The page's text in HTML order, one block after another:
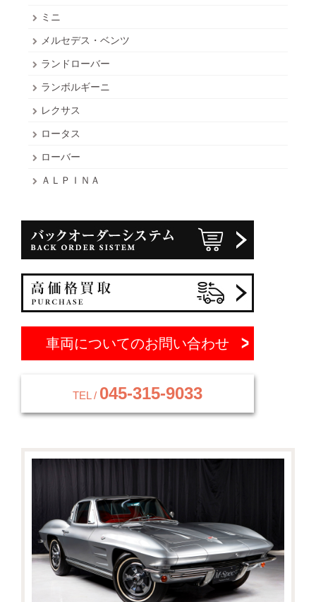
ミニ
メルセデス・ベンツ
ランドローバー
ランボルギーニ
レクサス
ロータス
ローバー
ＡＬＰＩＮＡ
車両についてのお問い合わせ
TEL / 045-315-9033